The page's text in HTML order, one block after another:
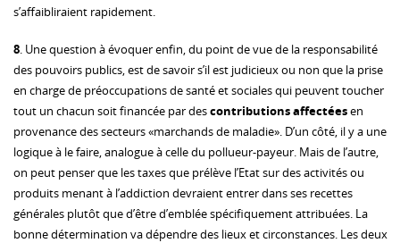
s’affaibliraient rapidement.
8. Une question à évoquer enfin, du point de vue de la responsabilité
des pouvoirs publics, est de savoir s’il est judicieux ou non que la prise
en charge de préoccupations de santé et sociales qui peuvent toucher
tout un chacun soit financée par descontributions affectéesen
provenance des secteurs «marchands de maladie». D’un côté, il y a une
logique à le faire, analogue à celle du pollueur-payeur. Mais de l’autre,
on peut penser que les taxes que prélève l’Etat sur des activités ou
produits menant à l’addiction devraient entrer dans ses recettes
générales plutôt que d’être d’emblée spécifiquement attribuées. La
bonne détermination va dépendre des lieux et circonstances. Les deux